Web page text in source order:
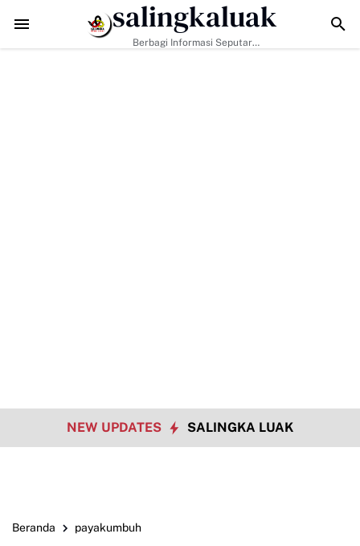
Data Sosial Jadi Kunci, Hj. Aida Dorong Nagari Aktif Pastikan
salingkaluak
Berbagi Informasi Seputar
NEW UPDATES SALINGKA LUAK
Beranda payakumbuh